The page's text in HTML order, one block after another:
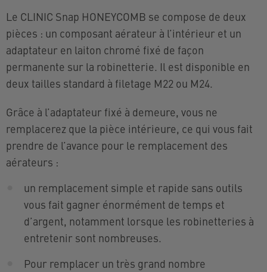
Le CLINIC Snap HONEYCOMB se compose de deux
pièces : un composant aérateur à l’intérieur et un
adaptateur en laiton chromé fixé de façon
permanente sur la robinetterie. Il est disponible en
deux tailles standard à filetage M22 ou M24.
Grâce à l’adaptateur fixé à demeure, vous ne
remplacerez que la pièce intérieure, ce qui vous fait
prendre de l’avance pour le remplacement des
aérateurs :
un remplacement simple et rapide sans outils
vous fait gagner énormément de temps et
d’argent, notamment lorsque les robinetteries à
entretenir sont nombreuses.
Pour remplacer un très grand nombre